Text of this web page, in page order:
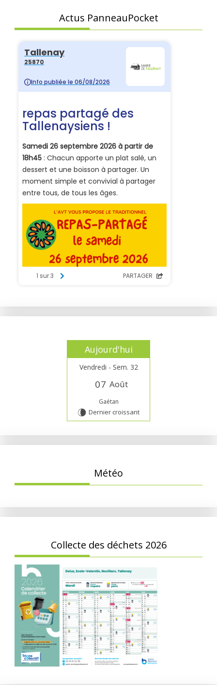
Actus PanneauPocket
Aujourd'hui
Vendredi - Sem. 32
07 Août
Gaétan
V Dernier croissant
Météo
Collecte des déchets 2026